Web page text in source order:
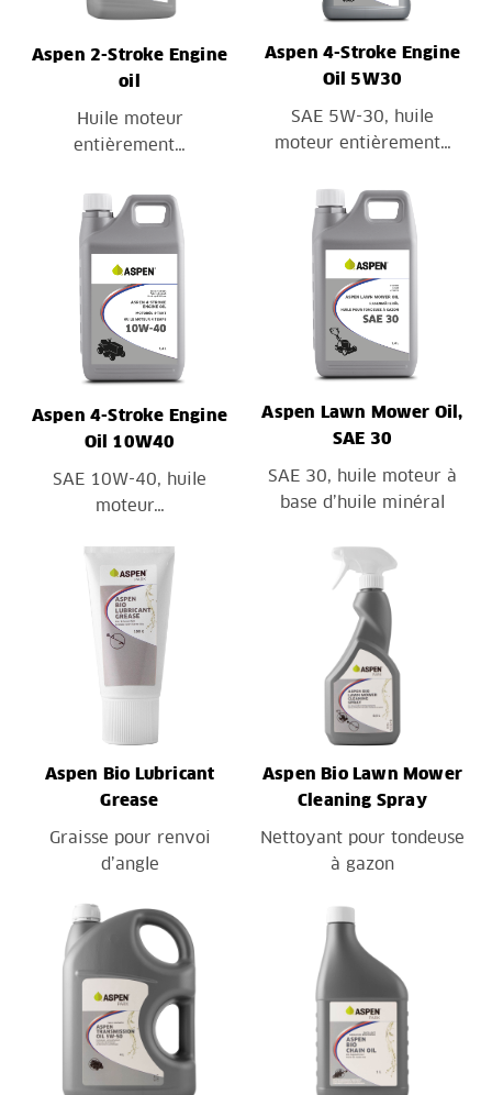
Aspen 2-Stroke Engine
oil
Huile moteur
entièrement…
Aspen 4-Stroke Engine
Oil 5W30
SAE 5W-30, huile
moteur entièrement…
Aspen 4-Stroke Engine
Oil 10W40
SAE 10W-40, huile
moteur…
Aspen Lawn Mower Oil,
SAE 30
SAE 30, huile moteur à
base d’huile minéral
Aspen Bio Lubricant
Grease
Graisse pour renvoi
d’angle
Aspen Bio Lawn Mower
Cleaning Spray
Nettoyant pour tondeuse
à gazon